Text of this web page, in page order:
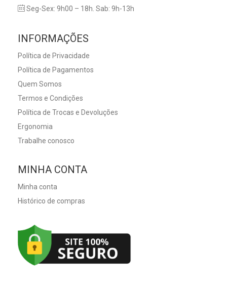
Seg-Sex: 9h00 – 18h. Sab: 9h-13h
INFORMAÇÕES
Política de Privacidade
Política de Pagamentos
Quem Somos
Termos e Condições
Política de Trocas e Devoluções
Ergonomia
Trabalhe conosco
MINHA CONTA
Minha conta
Histórico de compras